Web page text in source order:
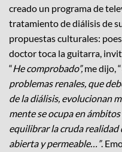
creado un programa de
tratamiento de diálisis de
propuestas culturales:
doctor toca la guitarra,
“He comprobado”,me dijo, “
problemas renales, que
de la diálisis, evolucionan
mente se ocupa en
equilibrar la cruda realidad
abierta y permeable…”.